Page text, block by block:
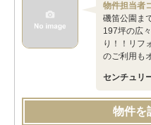
物件担当者
磯笛公園ま
197坪の広
り！！リフ
のご利用も
センチュリ
物件を